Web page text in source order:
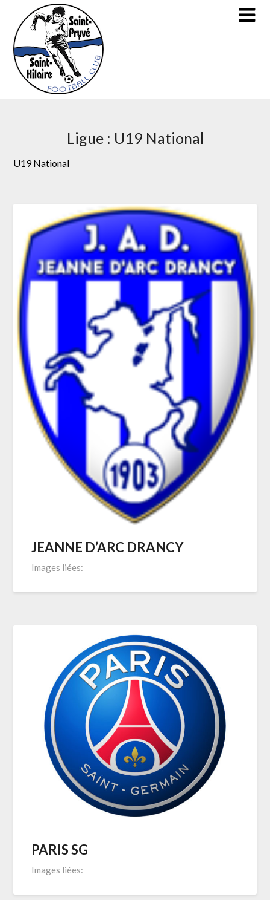
content
Ligue : U19 National
U19 National
JEANNE D’ARC DRANCY
Images liées:
PARIS SG
Images liées: